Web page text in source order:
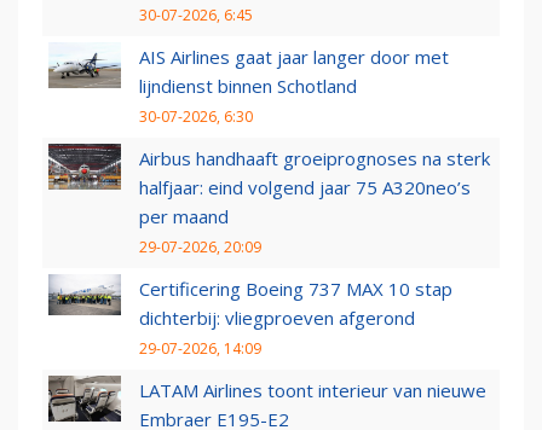
30-07-2026, 6:45
AIS Airlines gaat jaar langer door met
lijndienst binnen Schotland
30-07-2026, 6:30
Airbus handhaaft groeiprognoses na sterk
halfjaar: eind volgend jaar 75 A320neo’s
per maand
29-07-2026, 20:09
Certificering Boeing 737 MAX 10 stap
dichterbij: vliegproeven afgerond
29-07-2026, 14:09
LATAM Airlines toont interieur van nieuwe
Embraer E195-E2